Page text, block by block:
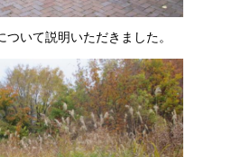
ついて説明いただきました。